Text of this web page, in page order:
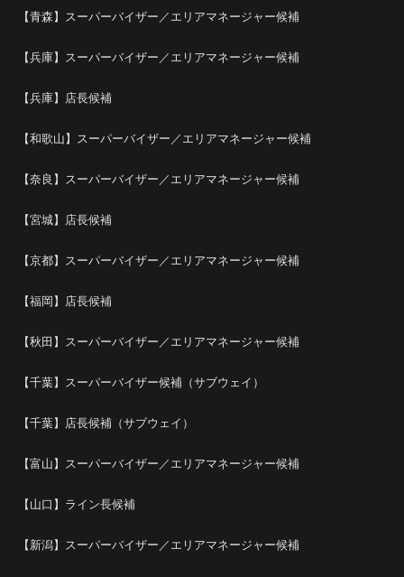
【青森】スーパーバイザー／エリアマネージャー候補
【兵庫】スーパーバイザー／エリアマネージャー候補
【兵庫】店長候補
【和歌山】スーパーバイザー／エリアマネージャー候補
【奈良】スーパーバイザー／エリアマネージャー候補
【宮城】店長候補
【京都】スーパーバイザー／エリアマネージャー候補
【福岡】店長候補
【秋田】スーパーバイザー／エリアマネージャー候補
【千葉】スーパーバイザー候補（サブウェイ）
【千葉】店長候補（サブウェイ）
【富山】スーパーバイザー／エリアマネージャー候補
【山口】ライン長候補
【新潟】スーパーバイザー／エリアマネージャー候補